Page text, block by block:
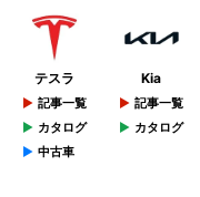
テスラ
記事一覧
カタログ
中古車
Kia
記事一覧
カタログ